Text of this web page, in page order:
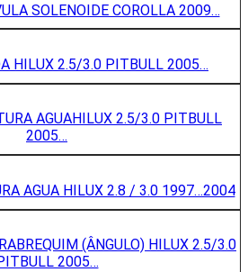
SOLENOIDE COROLLA 2009…
HILUX 2.5/3.0 PITBULL 2005…
AGUAHILUX 2.5/3.0 PITBULL
2005…
AGUA HILUX 2.8 / 3.0 1997…2004
(ÂNGULO) HILUX 2.5/3.0
2005…